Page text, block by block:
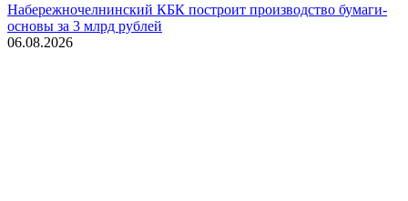
Набережночелнинский КБК построит производство бумаги-
основы за 3 млрд рублей
06.08.2026